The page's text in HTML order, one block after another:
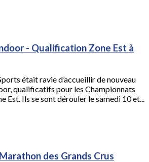
- Qualification Zone Est à
était ravie d’accueillir de nouveau
qualificatifs pour les Championnats
Est. Ils se sont dérouler le samedi 10 et...
des Grands Crus